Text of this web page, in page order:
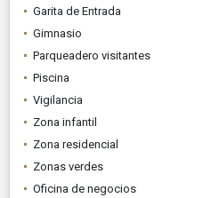
Garita de Entrada
Gimnasio
Parqueadero visitantes
Piscina
Vigilancia
Zona infantil
Zona residencial
Zonas verdes
Oficina de negocios